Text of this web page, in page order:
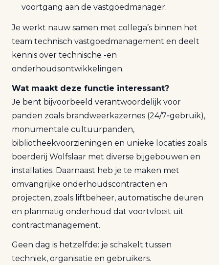
voortgang aan de vastgoedmanager.
Je werkt nauw samen met collega’s binnen het
team technisch vastgoedmanagement en deelt
kennis over technische -en
onderhoudsontwikkelingen.
Wat maakt deze functie interessant?
Je bent bijvoorbeeld verantwoordelijk voor
panden zoals brandweerkazernes (24/7‑gebruik),
monumentale cultuurpanden,
bibliotheekvoorzieningen en unieke locaties zoals
boerderij Wolfslaar met diverse bijgebouwen en
installaties. Daarnaast heb je te maken met
omvangrijke onderhoudscontracten en
projecten, zoals liftbeheer, automatische deuren
en planmatig onderhoud dat voortvloeit uit
contractmanagement.
Geen dag is hetzelfde: je schakelt tussen
techniek, organisatie en gebruikers.